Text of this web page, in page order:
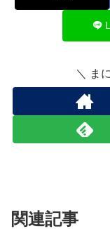
＼ ま
関連記事